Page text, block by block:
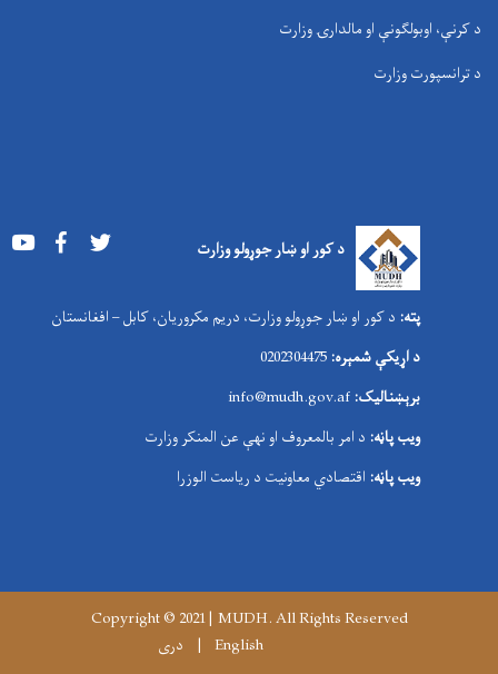
د کرنې، اوبولګونې او مالدارۍ وزارت
د ترانسپورت وزارت
د کور او ښار جوړولو وزارت Youtube Facebook
پته: د کور او ښار جوړولو وزارت، دریم مکروریان، کابل – افغانستان
د اړیکې شمېره:
برېښنالیک:
info@mudh.gov.af
ویب پاڼه: د امر بالمعروف او نهې عن المنکر وزارت
ویب پاڼه: اقتصادي معاونیت د ریاست الوزرا
Copyright © 2021 | MUDH. All Rights Reserved
English
دری